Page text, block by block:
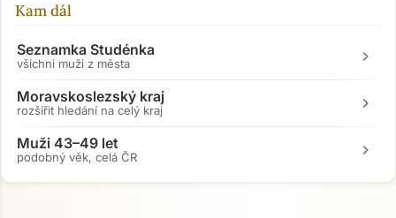
Kam dál
Seznamka Studénka
všichni muži z města chevron_right
Moravskoslezský kraj
rozšířit hledání na celý kraj chevron_right
Muži 43–49 let
podobný věk, celá ČR chevron_right